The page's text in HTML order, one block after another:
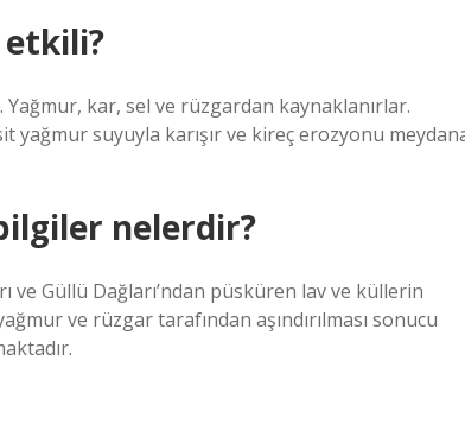
etkili?
Yağmur, kar, sel ve rüzgardan kaynaklanırlar.
suyuyla karışır ve kireç erozyonu
nelerdir?
ve Güllü Dağları’ndan püsküren lav ve küllerin
ve rüzgar tarafından aşındırılması sonucu